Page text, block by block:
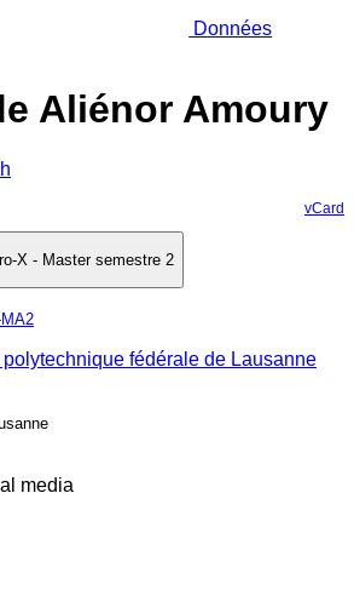
Données
Aliénor Amoury
vCard
X - Master semestre 2
media